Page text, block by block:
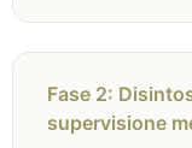
Fase 2:
supervisione